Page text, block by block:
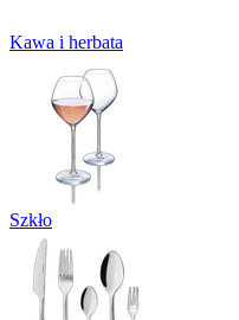
Kawa i herbata
Szkło